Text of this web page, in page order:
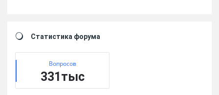
Статистика форума
Вопросов
331тыс